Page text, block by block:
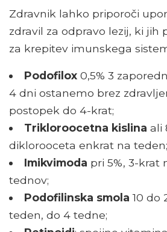
Zdravnik lahko priporoči
zdravil za odpravo lezij, ki jih
za krepitev imunskega
Podofilox0,5% 3
4 dni ostanemo brez
postopek do 4-krat;
Trikloroocetna kislina ali
diklorooceta enkrat na teden;
Imikvimoda pri 5%, 3-krat
tednov;
Podofilinska smola 10 do
teden, do 4 tedne;